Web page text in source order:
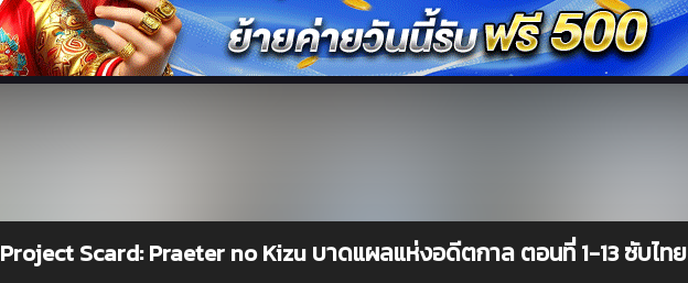
Project Scard: Praeter no Kizu บาดแผลแห่งอดีตกาล ตอนที่ 1-13 ซับไทย